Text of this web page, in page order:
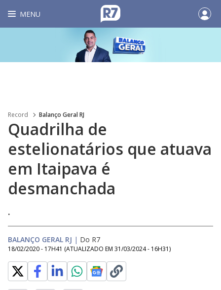
MENU
Record Balanço Geral RJ
Quadrilha de
estelionatários que atuava
em Itaipava é
desmanchada
.
BALANÇO GERAL RJ | Do R7
18/02/2020 - 17H41 (ATUALIZADO EM 31/03/2024 - 16H31)